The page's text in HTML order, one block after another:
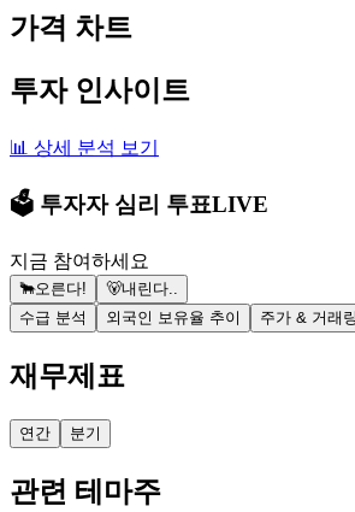
가격 차트
투자 인사이트
📊 상세 분석 보기
🗳️ 투자자 심리 투표LIVE
지금 참여하세요
🐂오른다! 🐻내린다..
수급 분석
외국인 보유율 추이 주가 & 거래
재무제표
연간 분기
관련 테마주